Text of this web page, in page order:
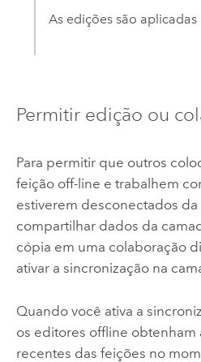
As edições são
Permitir edição ou
Para permitir que outros
feição off-line e trabalhem
estiverem desconectados da
compartilhar dados da
cópia em uma colaboração
ativar a sincronização na
Quando você ativa a
os editores offline obtenham
recentes das feições no